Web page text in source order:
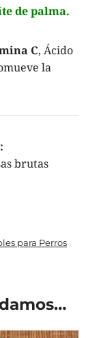
de palma.
C, Ácido
la
brutas
para Perros